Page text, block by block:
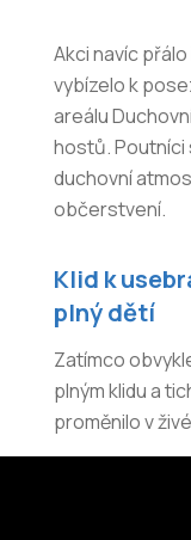
Akci navíc
vybízelo k
areálu
hostů. Poutníci
duchovní
občerstvení.
Klid k
plný dětí
Zatímco
plným klidu a
proměnilo v